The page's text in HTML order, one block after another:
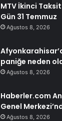
MTV İkinci
Gün 31 Temmuz
Ağustos 8, 2026
paniğe neden
Ağustos 8, 2026
Haberler.com
Genel
Ağustos 8, 2026